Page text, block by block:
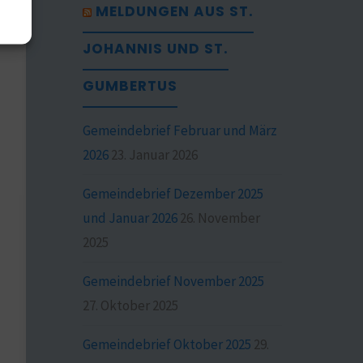
MELDUNGEN AUS ST.
JOHANNIS UND ST.
GUMBERTUS
Gemeindebrief Februar und März
202623. Januar 2026
Gemeindebrief Dezember 2025
und Januar 202626. November
2025
Gemeindebrief November 2025
27. Oktober 2025
Gemeindebrief Oktober 2025 29.